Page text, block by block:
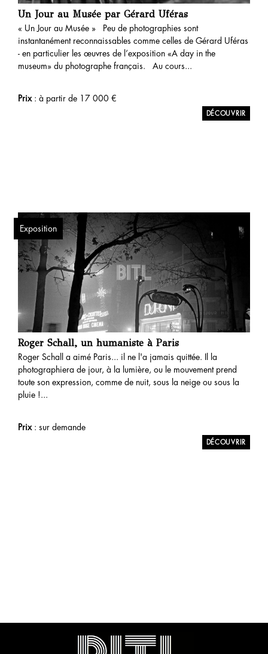
Un Jour au Musée par Gérard Uféras
« Un Jour au Musée » Peu de photographies sont
instantanément reconnaissables comme celles de Gérard Uféras
- en particulier les œuvres de l’exposition «A day in the
museum» du photographe français. Au cours...
Prix: à partir de 17 000 €
Roger Schall, un humaniste à Paris
Roger Schall a aimé Paris... il ne l'a jamais quittée. Il la
photographiera de jour, à la lumière, ou le mouvement prend
toute son expression, comme de nuit, sous la neige ou sous la
pluie !...
Prix: sur demande
Exposition